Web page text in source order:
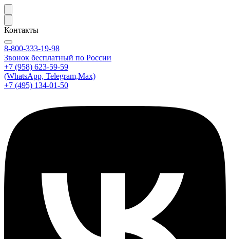
Контакты
8-800-333-19-98
Звонок бесплатный по России
+7 (958) 623-59-59
(WhatsApp, Telegram,Max)
+7 (495) 134-01-50